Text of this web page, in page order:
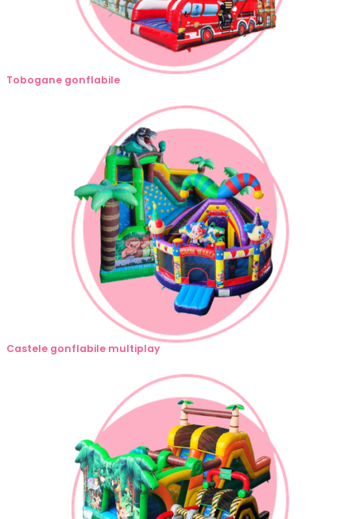
Tobogane gonflabile
Castele gonflabile multiplay